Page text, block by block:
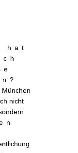
hat
?
nicht